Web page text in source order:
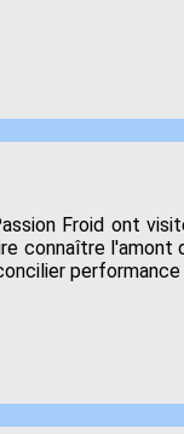
Froid ont
connaître